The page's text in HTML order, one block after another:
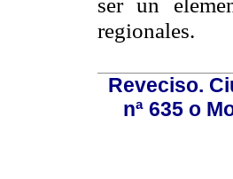
regionales.
Reveciso.
nª 635 o